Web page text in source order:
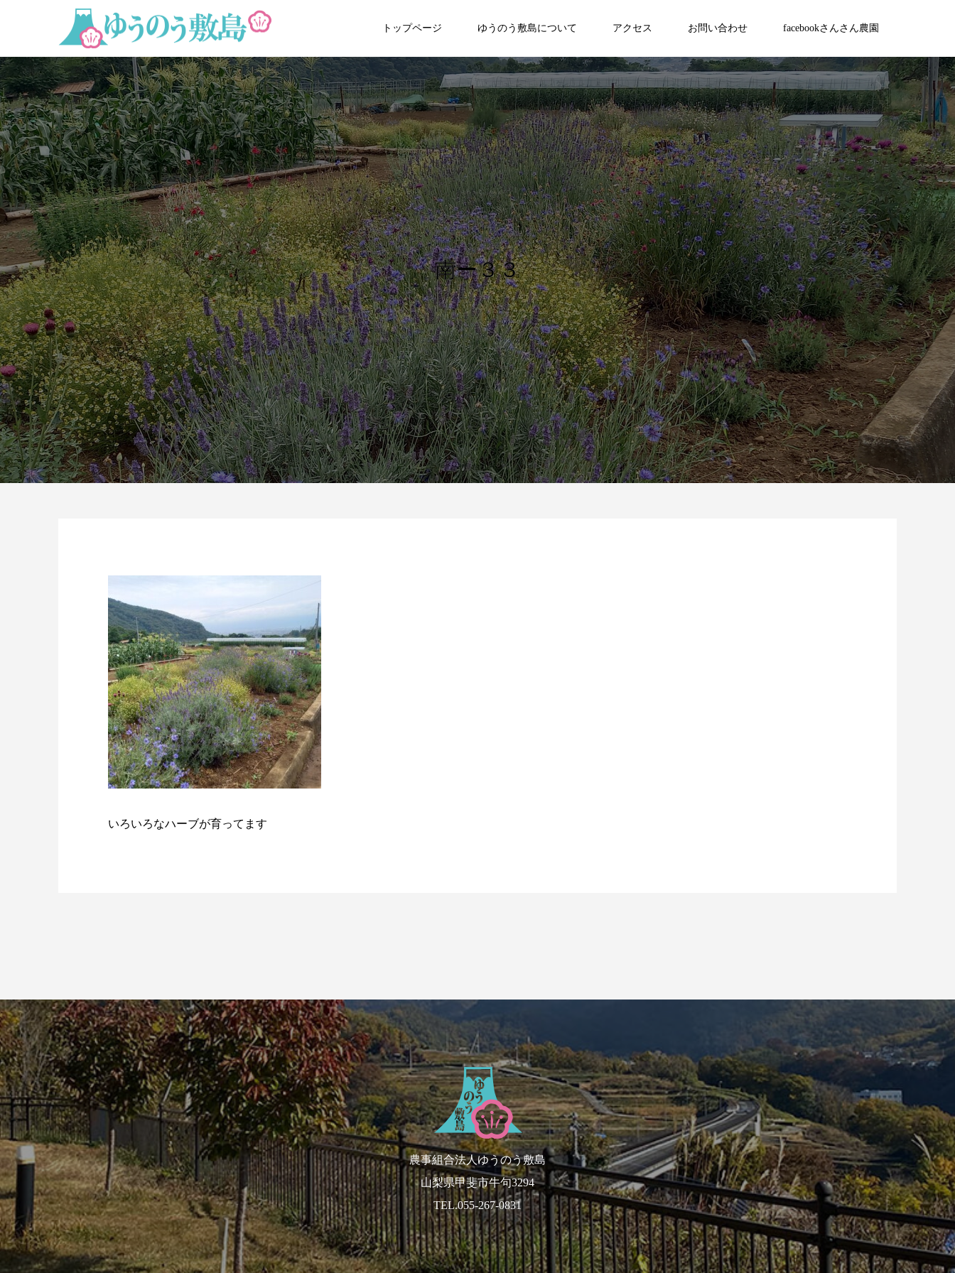
トップページ ゆうのう敷島について アクセス お問い合わせ facebookさんさん農園
南ー３３
いろいろなハーブが育ってます
農事組合法人ゆうのう敷島
山梨県甲斐市牛句3294
TEL.055-267-0831